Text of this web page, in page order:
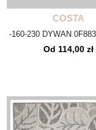
COSTA
-160-230 DYWAN
Od 114,00 zł